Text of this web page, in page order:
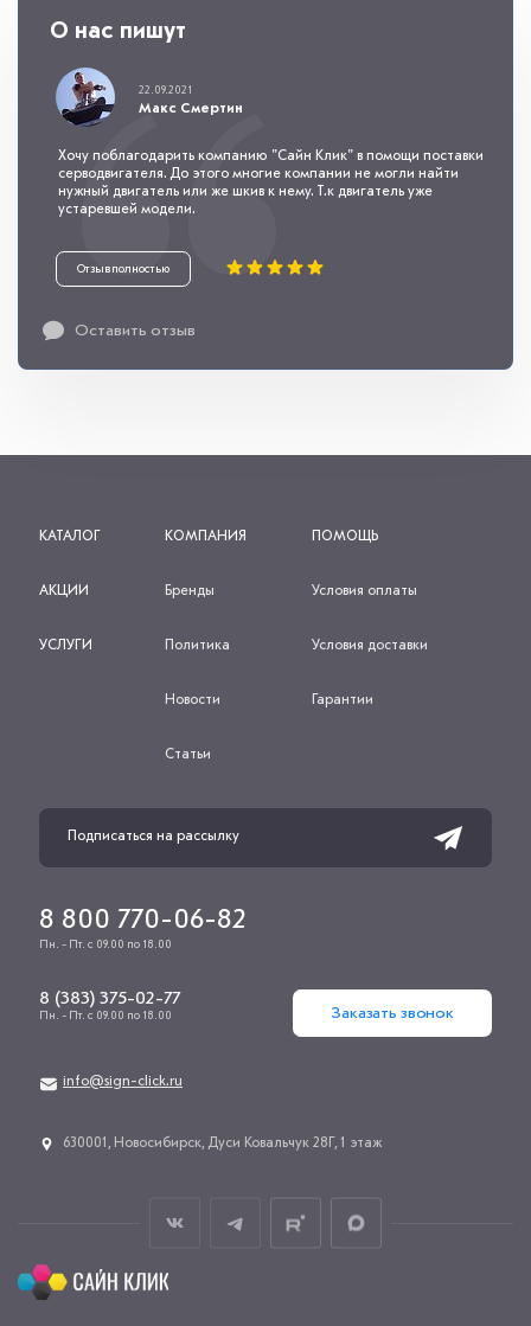
О нас пишут
Оставить отзыв
22.09.2021
Макс Смертин
Хочу поблагодарить компанию "Сайн Клик" в помощи поставки
серводвигателя. До этого многие компании не могли найти
нужный двигатель или же шкив к нему. Т.к двигатель уже
устаревшей модели.
Отзыв полностью
КАТАЛОГ
АКЦИИ
УСЛУГИ
КОМПАНИЯ
Бренды
Политика
Новости
Статьи
ПОМОЩЬ
Условия оплаты
Условия доставки
Гарантии
8 800 770-06-82
Пн. - Пт. с 09.00 по 18.00
8 (383) 375-02-77
Пн. - Пт. с 09.00 по 18.00 Заказать звонок
info@sign-click.ru
​630001, Новосибирск, Дуси Ковальчук 28Г, 1 этаж